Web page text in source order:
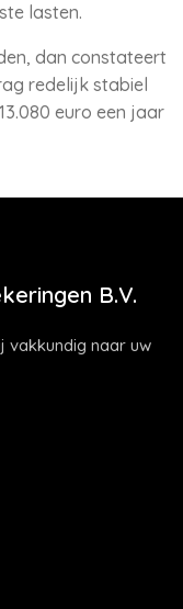
lasten.
dan constateert
redelijk stabiel
euro een jaar
B.V.
vakkundig naar uw